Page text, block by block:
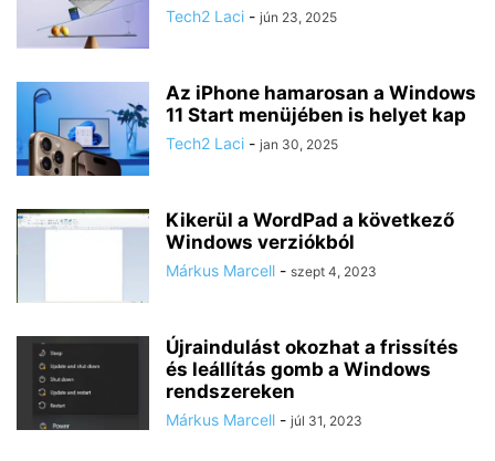
Tech2 Laci - jún 23, 2025
Az iPhone hamarosan a Windows
11 Start menüjében is helyet kap
Tech2 Laci - jan 30, 2025
Kikerül a WordPad a következő
Windows verziókból
Márkus Marcell - szept 4, 2023
Újraindulást okozhat a frissítés
és leállítás gomb a Windows
rendszereken
Márkus Marcell - júl 31, 2023